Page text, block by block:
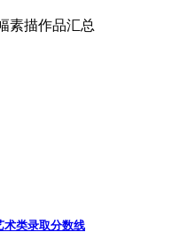
素描作品汇总
术类录取分数线